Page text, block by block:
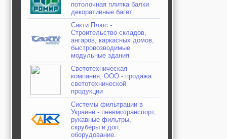
потолочная плитка балки
декоративные багет
Сакти Плюс -
Строительство складов,
ангаров, каркасных домов,
быстровозводимые
модульные здания
Светотехническая
компания, ООО - продажа
светотехнической
продукции
Системы фильтрации в
Украине - пневмотранспорт,
рукавные фильтры,
скруберы и доп.
оборудование.